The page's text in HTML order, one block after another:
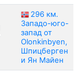
296 км.
Западо-юго-
запад от
Olonkinbyen,
Шпицберген
и Ян Майен